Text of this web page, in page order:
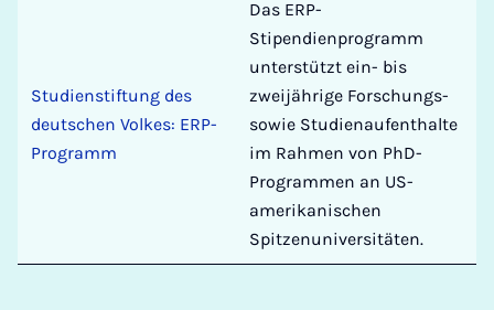
Studienstiftung des
deutschen Volkes: ERP-
Programm
Das ERP-
Stipendienprogramm
unterstützt ein- bis
zweijährige Forschungs-
sowie Studienaufenthalte
im Rahmen von PhD-
Programmen an US-
amerikanischen
Spitzenuniversitäten.